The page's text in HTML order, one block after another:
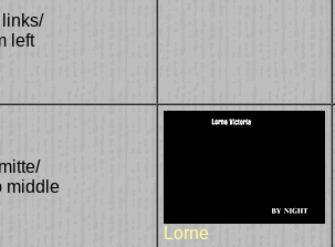
left
middle
Lorne